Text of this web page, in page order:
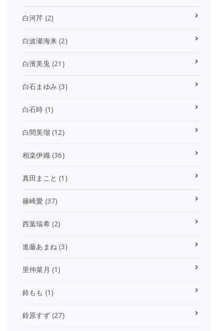
白河芹 (2)
白波瀬海来 (2)
白濱美兎(21)
白石まゆみ (3)
白石時 (1)
白間美瑠(12)
相楽伊織(36)
真田まこと (1)
篠崎愛 (37)
西葉瑞希(2)
進藤あまね (3)
里仲菜月 (1)
鈴もも (1)
鈴原すず(27)